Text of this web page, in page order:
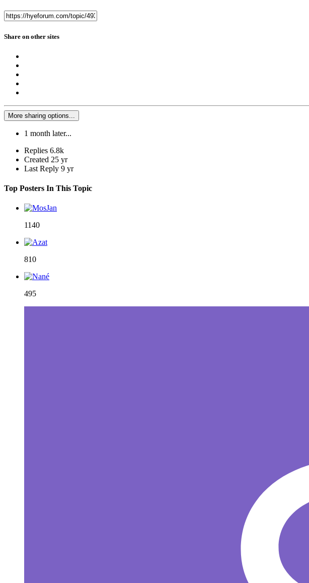
Share on other sites
More sharing options...
1 month later...
Replies 6.8k
Created 25 yr
Last Reply 9 yr
Top Posters In This Topic
1140
810
495